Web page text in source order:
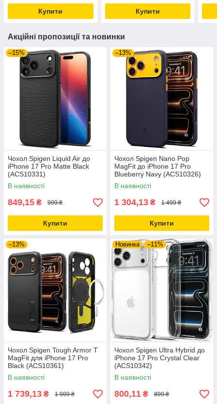
Купити Купити
Акційні пропозиції та новинки
–15%
Чохол Spigen Liquid Air до
iPhone 17 Pro Matte Black
(ACS10331)
В наявності
849,15 ₴ 999 ₴
Купити
–13%
Чохол Spigen Nano Pop
MagFit до iPhone 17 Pro
Blueberry Navy (ACS10326)
В наявності
1 304,13 ₴ 1 499 ₴
Купити
–13%
Чохол Spigen Tough Armor T
MagFit для iPhone 17 Pro
Black (ACS10361)
В наявності
1 739,13 ₴ 1 999 ₴
Новинка –11%
Чохол Spigen Ultra Hybrid до
iPhone 17 Pro Crystal Clear
(ACS10342)
В наявності
800,11 ₴ 899 ₴